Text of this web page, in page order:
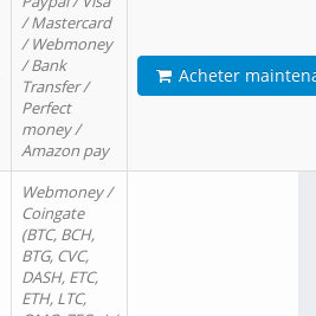
/ Mastercard
/ Webmoney
/ Bank
Transfer /
Perfect
money /
Amazon pay
Acheter
Webmoney /
Coingate
(BTC, BCH,
BTG, CVC,
DASH, ETC,
ETH, LTC,